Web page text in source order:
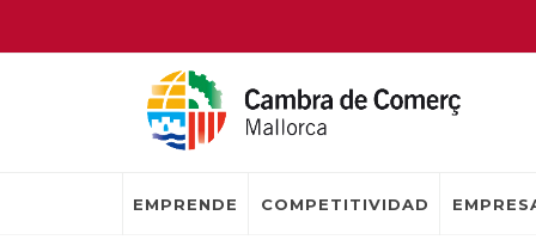
EMPRENDE COMPETITIVIDAD